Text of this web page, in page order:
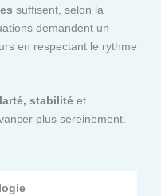
suffisent, selon la
demandent un
en respectant le rythme
stabilité et
plus sereinement.